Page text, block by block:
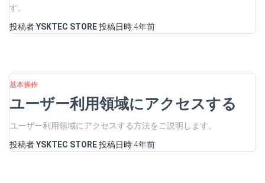
す。
投稿者:YSKTEC STORE投稿日時:4年前
基本操作
ユーザー利用領域にアクセスする
ユーザー利用領域にアクセスする方法をご説明します。
投稿者:YSKTEC STORE投稿日時:4年前